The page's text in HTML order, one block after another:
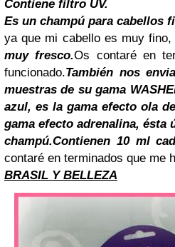
Contiene filtro UV.
Es un champú para cabellos
ya que mi cabello es muy
muy fresco.Os contaré en
funcionado.También nos
muestras de su gama
azul, es la gama efecto ola
gama efecto adrenalina, ésta
champú.Contienen 10 ml
contaré en terminados que me
BRASIL Y BELLEZA